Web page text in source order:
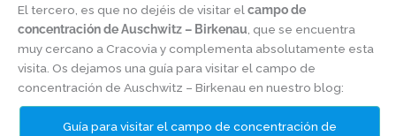
El tercero, es que no dejéis de visitar el campo de
concentración de Auschwitz – Birkenau , que se encuentra
muy cercano a Cracovia y complementa absolutamente esta
visita. Os dejamos una guía para visitar el campo de
concentración de Auschwitz – Birkenau en nuestro blog:
Guía para visitar el campo de concentración de